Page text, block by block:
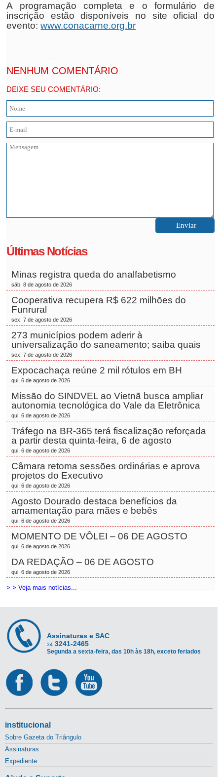
A programação completa e o formulário de
inscrição estão disponíveis no site oficial do
evento:www.conacarne.org.br
NENHUM COMENTÁRIO
DEIXE SEU COMENTÁRIO:
Últimas Notícias
Minas registra queda do analfabetismo
sáb, 8 de agosto de 2026
Cooperativa recupera R$ 622 milhões do
Funrural
sex, 7 de agosto de 2026
273 municípios podem aderir à
universalização do saneamento; saiba quais
sex, 7 de agosto de 2026
Expocachaça reúne 2 mil rótulos em BH
qui, 6 de agosto de 2026
Missão do SINDVEL ao Vietnã busca ampliar
autonomia tecnológica do Vale da Eletrônica
qui, 6 de agosto de 2026
Tráfego na BR-365 terá fiscalização reforçada
a partir desta quinta-feira, 6 de agosto
qui, 6 de agosto de 2026
Câmara retoma sessões ordinárias e aprova
projetos do Executivo
qui, 6 de agosto de 2026
Agosto Dourado destaca benefícios da
amamentação para mães e bebês
qui, 6 de agosto de 2026
MOMENTO DE VÔLEI – 06 DE AGOSTO
qui, 6 de agosto de 2026
DA REDAÇÃO – 06 DE AGOSTO
qui, 6 de agosto de 2026
> > Veja mais notícias...
Assinaturas e SAC
34 3241-2465
Segunda a sexta-feira, das 10h às 18h, exceto feriados
institucional
Sobre Gazeta do Triângulo
Assinaturas
Expediente